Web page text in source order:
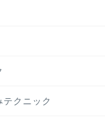
テクニック